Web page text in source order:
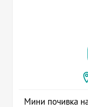
Мини почивка